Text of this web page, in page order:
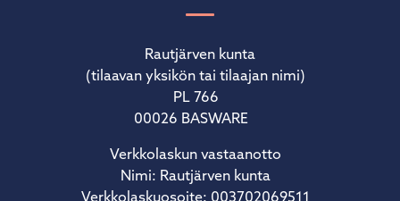
Rautjärven kunta
(tilaavan yksikön tai tilaajan nimi)
PL 766
00026 BASWARE
Verkkolaskun vastaanotto
Nimi: Rautjärven kunta